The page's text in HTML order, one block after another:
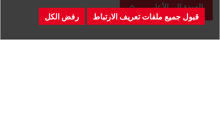
قبول جميع ملفات تعريف الارتباط رفض الكل
العودة إلى الأعلى